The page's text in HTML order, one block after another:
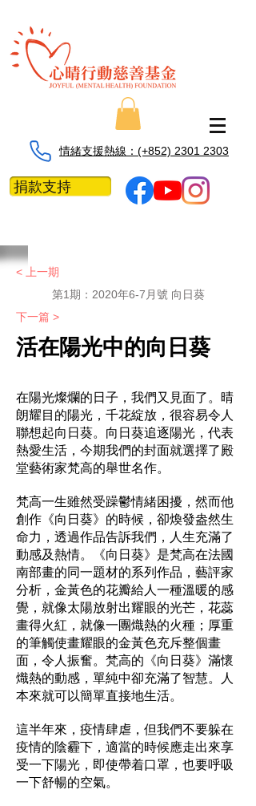
情緒支援熱線：​​(+852) 2301 2303
捐款支持
< 上一期
第1期：2020年6-7月號 向日葵
下一篇 >
活在陽光中的向日葵
在陽光燦爛的日子，我們又見面了。晴
朗耀目的陽光，千花綻放，很容易令人
聯想起向日葵。向日葵追逐陽光，代表
熱愛生活，今期我們的封面就選擇了殿
堂藝術家梵高的舉世名作。
梵高一生雖然受躁鬱情緒困擾，然而他
創作《向日葵》的時候，卻煥發盎然生
命力，透過作品告訴我們，人生充滿了
動感及熱情。《向日葵》是梵高在法國
南部畫的同一題材的系列作品，藝評家
分析，金黃色的花瓣給人一種溫暖的感
覺，就像太陽放射出耀眼的光芒，花蕊
畫得火紅，就像一團熾熱的火種；厚重
的筆觸使畫耀眼的金黃色充斥整個畫
面，令人振奮。梵高的《向日葵》滿懷
熾熱的動感，單純中卻充滿了智慧。人
本來就可以簡單直接地生活。
這半年來，疫情肆虐，但我們不要躲在
疫情的陰霾下，適當的時候應走出來享
受一下陽光，即使帶着口罩，也要呼吸
一下舒暢的空氣。